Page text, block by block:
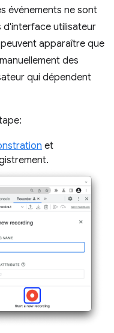
événements ne sont
d'interface utilisateur
apparaître que
des
qui dépendent
et